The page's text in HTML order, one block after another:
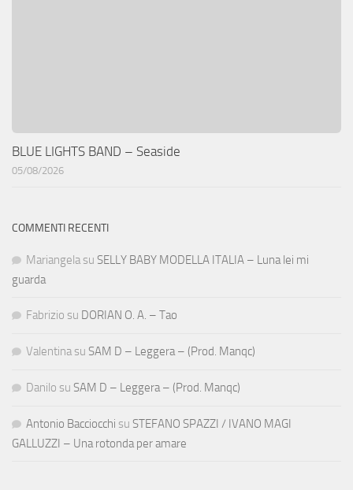
BLUE LIGHTS BAND – Seaside
05/08/2026
COMMENTI RECENTI
Mariangela su SELLY BABY MODELLA ITALIA – Luna lei mi
guarda
Fabrizio su DORIAN O. A. – Tao
Valentina su SAM D – Leggera – (Prod. Manqc)
Danilo su SAM D – Leggera – (Prod. Manqc)
Antonio Bacciocchi su STEFANO SPAZZI / IVANO MAGI
GALLUZZI – Una rotonda per amare